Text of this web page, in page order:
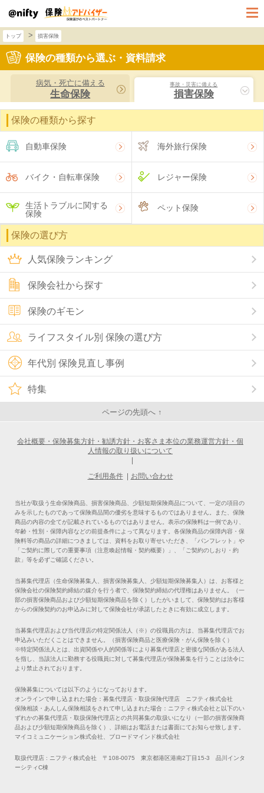
トップ > 損害保険
保険の種類から選ぶ・資料請求
病気・死亡に備える
生命保険
事故・災害に備える
損害保険
保険の種類から探す
自動車保険 海外旅行保険
バイク・自転車保険 レジャー保険
生活トラブルに関する
保険
ペット保険
保険の選び方
人気保険ランキング
保険会社から探す
保険のギモン
ライフスタイル別 保険の選び方
年代別 保険見直し事例
特集
ページの先頭へ ↑
会社概要・保険募集方針・勧誘方針・お客さま本位の業務運営方針・個
人情報の取り扱いについて
ご利用条件
お問い合わせ
当社が取扱う生命保険商品、損害保険商品、少額短期保険商品について、一定の項目の
みを示したものであって保険商品間の優劣を意味するものではありません。また、保険
商品の内容の全てが記載されているものではありません。表示の保険料は一例であり、
年齢・性別・保障内容などの前提条件によって異なります。各保険商品の保障内容・保
険料等の商品の詳細につきましては、資料をお取り寄せいただき、「パンフレット」や
「ご契約に際しての重要事項（注意喚起情報・契約概要）」、「ご契約のしおり・約
款」等を必ずご確認ください。
当募集代理店（生命保険募集人、損害保険募集人、少額短期保険募集人）は、お客様と
保険会社の保険契約締結の媒介を行う者で、保険契約締結の代理権はありません。（一
部の損害保険商品および少額短期保険商品を除く）したがいまして、保険契約はお客様
からの保険契約のお申込みに対して保険会社が承諾したときに有効に成立します。
当募集代理店および当代理店の特定関係法人（※）の役職員の方は、当募集代理店でお
申込みいただくことはできません。（損害保険商品と医療保険・がん保険を除く）
※特定関係法人とは、出資関係や人的関係等により募集代理店と密接な関係がある法人
を指し、当該法人に勤務する役職員に対して募集代理店が保険募集を行うことは法令に
より禁止されております。
保険募集については以下のようになっております。
オンラインで申し込まれた場合：募集代理店・取扱保険代理店 ニフティ株式会社
保険相談・あんしん保険相談をされて申し込まれた場合：ニフティ株式会社と以下のい
ずれかの募集代理店・取扱保険代理店との共同募集の取扱いになり（一部の損害保険商
品および少額短期保険商品を除く）、詳細はお電話または書面にてお知らせ致します。
マイコミュニケーション株式会社、ブロードマインド株式会社
取扱代理店 : ニフティ株式会社 〒108-0075 東京都港区港南2丁目15-3 品川インタ
ーシティC棟